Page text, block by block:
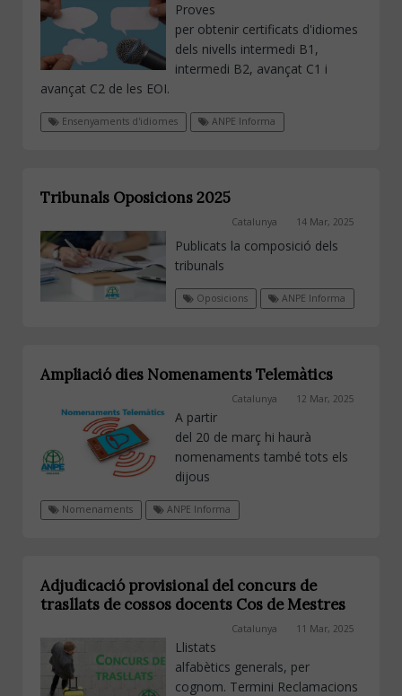
Proves
per obtenir certificats d'idiomes
dels nivells intermedi B1,
intermedi B2, avançat C1 i
avançat C2 de les EOI.
Ensenyaments d'idiomes ANPE Informa
Tribunals Oposicions 2025
Catalunya 14 Mar, 2025
Publicats la composició dels
tribunals
Oposicions ANPE Informa
Ampliació dies Nomenaments Telemàtics
Catalunya 12 Mar, 2025
A partir
del 20 de març hi haurà
nomenaments també tots els
dijous
Nomenaments ANPE Informa
Adjudicació provisional del concurs de
trasllats de cossos docents Cos de Mestres
Catalunya 11 Mar, 2025
Llistats
alfabètics generals, per
cognom. Termini Reclamacions